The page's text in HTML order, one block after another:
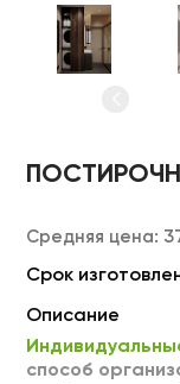
Средняя цена:
Срок
Описание
способ